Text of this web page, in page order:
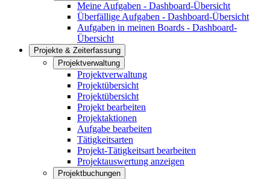
Meine Aufgaben - Dashboard-Übersicht
Überfällige Aufgaben - Dashboard-Übersicht
Aufgaben in meinen Boards - Dashboard-
Übersicht
Projekte & Zeiterfassung
Projektverwaltung
Projektverwaltung
Projektübersicht
Projektübersicht
Projekt bearbeiten
Projektaktionen
Aufgabe bearbeiten
Tätigkeitsarten
Projekt-Tätigkeitsart bearbeiten
Projektauswertung anzeigen
Projektbuchungen